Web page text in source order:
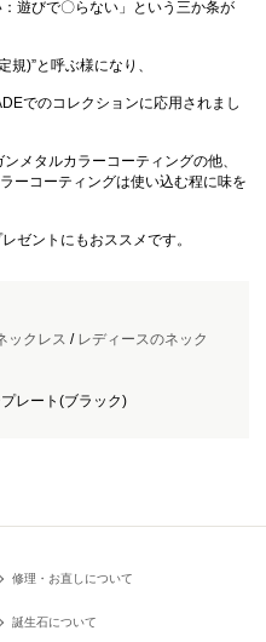
遊びで〇らない」という三か条が
規)”と呼ぶ様になり、
でのコレクションに応用されまし
メタルカラーコーティングの他、
ーコーティングは使い込む程に味を
ゼントにもおススメです。
ックレス / レディースのネック
レート(ブラック)
修理・お直しについて
誕生石について